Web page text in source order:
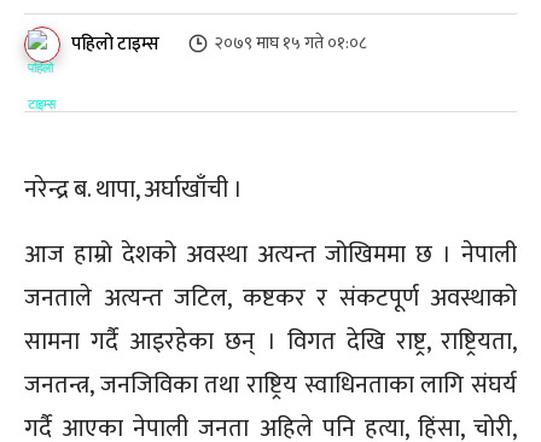
पहिलो टाइम्स २०७९ माघ १५ गते ०१:०८
नरेन्द्र ब. थापा, अर्घाखाँची ।
आज हाम्रो देशको अवस्था अत्यन्त जोखिममा छ । नेपाली
जनताले अत्यन्त जटिल, कष्टकर र संकटपूर्ण अवस्थाको
सामना गर्दै आइरहेका छन् । विगत देखि राष्ट्र, राष्ट्रियता,
जनतन्त्र, जनजिविका तथा राष्ट्रिय स्वाधिनताका लागि संघर्य
गर्दै आएका नेपाली जनता अहिले पनि हत्या, हिंसा, चोरी,